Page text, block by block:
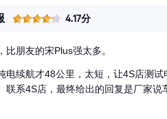
4.17分
比朋友的宋Plus强太多。
电续航才48公里，太短，让4S店测
联系4S店，最终给出的回复是厂家